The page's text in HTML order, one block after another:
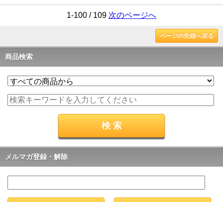
1-100 / 109 次のページへ
ページの先頭へ戻る
商品検索
メルマガ登録・解除